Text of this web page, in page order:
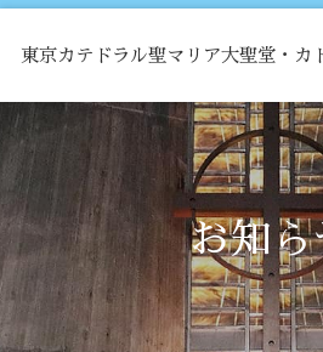
東京カテドラル聖マリア大聖堂・カ
HOME
ミサ
お知らせ
お知ら